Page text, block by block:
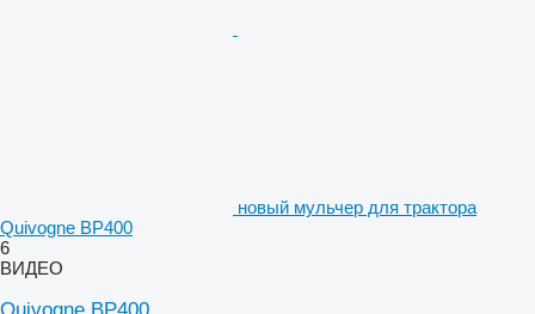
новый мульчер для трактора
Quivogne BP400
6
ВИДЕО